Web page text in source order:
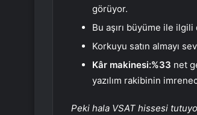
görüyor.
Bu aşırı büyüme ile ilgili
Korkuyu satın almayı
Kâr makinesi:%33 net
yazılım rakibinin
Peki hala VSAT hissesi